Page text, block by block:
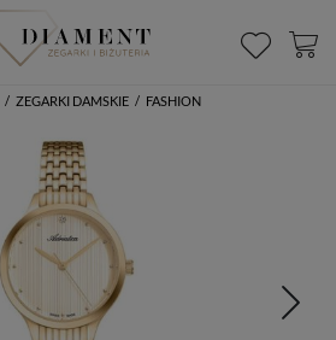
/ ZEGARKI DAMSKIE / FASHION